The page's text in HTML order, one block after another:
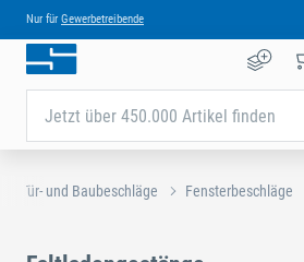
Nur für Gewerbetreibende
Jetzt über 450.000 Artikel finden
Tür- und Baubeschläge Fensterbeschläge